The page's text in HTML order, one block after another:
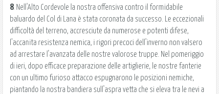
8. Nell'Alto Cordevole la nostra offensiva contro il formidabile
baluardo del Col di Lana è stata coronata da successo. Le eccezionali
difficoltà del terreno, accresciute da numerose e potenti difese,
l'accanita resistenza nemica, i rigori precoci dell'inverno non valsero
ad arrestare l'avanzata delle nostre valorose truppe. Nel pomeriggio
di ieri, dopo efficace preparazione delle artiglierie, le nostre fanterie
con un ultimo furioso attacco espugnarono le posizioni nemiche,
piantando la nostra bandiera sull'aspra vetta che si eleva tra le nevi a